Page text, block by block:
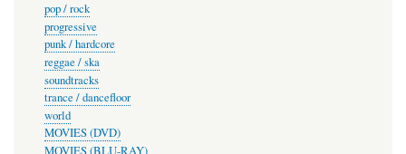
pop / rock
progressive
punk / hardcore
reggae / ska
soundtracks
trance / dancefloor
world
MOVIES (DVD)
MOVIES (BLU-RAY)